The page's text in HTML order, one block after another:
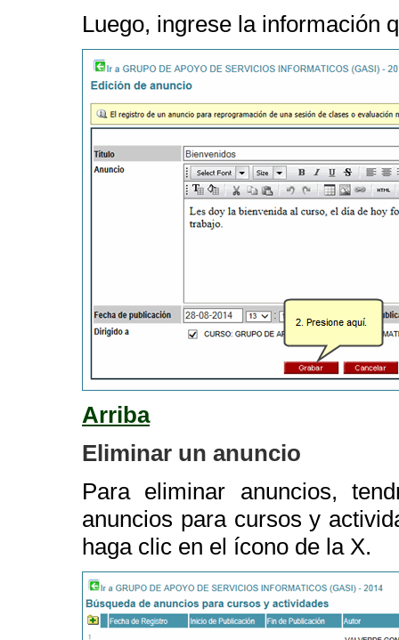
Luego, ingrese la información
Arriba
Eliminar un anuncio
Para eliminar anuncios,
anuncios para cursos y
haga clic en el ícono de la X.